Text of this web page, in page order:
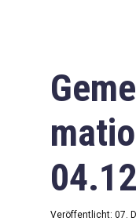
Veröffentlicht: 07.